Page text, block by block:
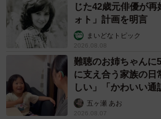
じた42歳元俳優が
ォト」計画を明言
む」まいどなトピック
2026.08.08
難聴のお姉ちゃん
に支え合う家族の日
しい」「かわいい通
五ヶ瀬 あお
2026.08.07